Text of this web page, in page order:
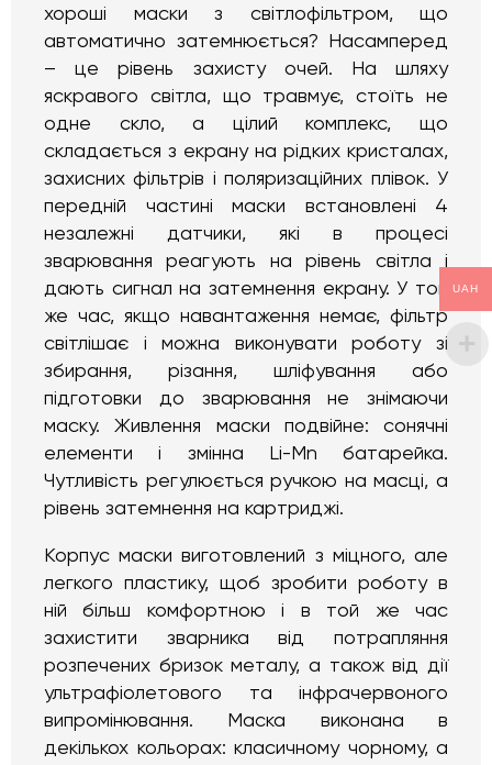
хороші маски з світлофільтром, що
автоматично затемнюється? Насамперед
– це рівень захисту очей. На шляху
яскравого світла, що травмує, стоїть не
одне скло, а цілий комплекс, що
складається з екрану на рідких кристалах,
захисних фільтрів і поляризаційних плівок. У
передній частині маски встановлені 4
незалежні датчики, які в процесі
зварювання реагують на рівень світла і
дають сигнал на затемнення екрану. У той
же час, якщо навантаження немає, фільтр
світлішає і можна виконувати роботу зі
збирання, різання, шліфування або
підготовки до зварювання не знімаючи
маску. Живлення маски подвійне: сонячні
елементи і змінна Li-Mn батарейка.
Чутливість регулюється ручкою на масці, а
рівень затемнення на картриджі.
Корпус маски виготовлений з міцного, але
легкого пластику, щоб зробити роботу в
ній більш комфортною і в той же час
захистити зварника від потрапляння
розпечених бризок металу, а також від дії
ультрафіолетового та інфрачервоного
випромінювання. Маска виконана в
декількох кольорах: класичному чорному, а
UAH